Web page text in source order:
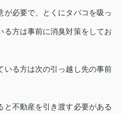
が必要で、とくにタバコを吸っ
る方は事前に消臭対策をしてお
いる方は次の引っ越し先の事前
と不動産を引き渡す必要がある